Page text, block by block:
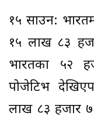
१५ साउन:
१५ लाख ८३
भारतका ५२
पोजेटिभ
लाख ८३ हजार